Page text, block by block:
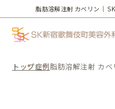
脂肪溶解注射 カベリン｜
トップ症例脂肪溶解注射 カベ